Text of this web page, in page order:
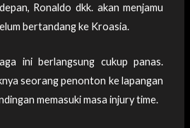
Ronaldo dkk. akan menjamu
bertandang ke Kroasia.
ini berlangsung cukup panas.
seorang penonton ke lapangan
memasuki masa injury time.